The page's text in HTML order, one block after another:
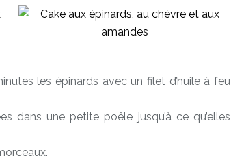
les épinards avec un filet d’huile à feu
dans une petite poêle jusqu’à ce qu’elles